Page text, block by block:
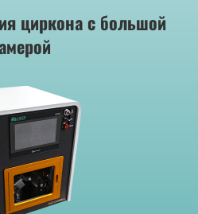
циркона с большой